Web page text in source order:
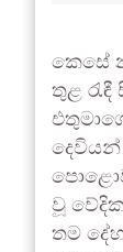
කෙසේ
තුළ
වූ
තම